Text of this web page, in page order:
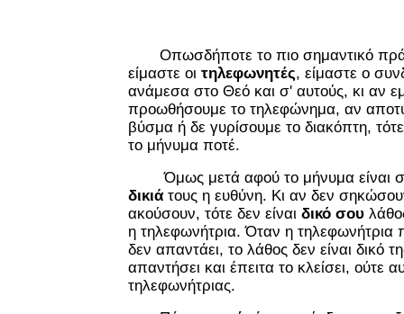
Οπωσδήποτε το πιο σημαντικό
είμαστε οι τηλεφωνητές, είμαστε ο
ανάμεσα στο Θεό και σ' αυτούς, κι αν
προωθήσουμε το τηλεφώνημα, αν
βύσμα ή δε γυρίσουμε το διακόπτη,
το μήνυμα ποτέ.
Όμως μετά αφού το μήνυμα είναι
δικιά τους η ευθύνη. Κι αν δεν
ακούσουν, τότε δεν είναι δικό σου
η τηλεφωνήτρια. Όταν η τηλεφωνήτρια
δεν απαντάει, το λάθος δεν είναι δικό
απαντήσει και έπειτα το κλείσει, ούτε
τηλεφωνήτριας.